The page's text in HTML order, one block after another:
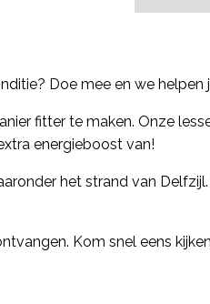
Doe mee en we helpen
fitter te maken. Onze
energieboost van!
het strand van
Kom snel eens